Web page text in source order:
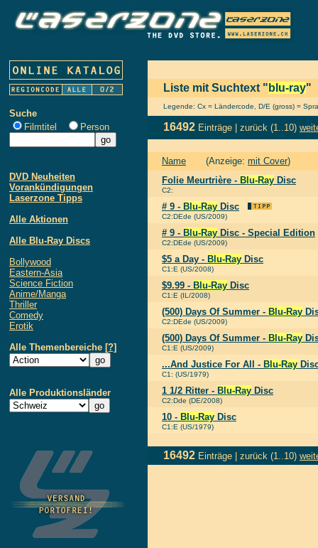
Suche
Filmtitel
Person
DVD Neuheiten
Vorankündigungen
Laserzone Tipps
Alle Aktionen
Alle Blu-Ray Discs
Bollywood
Eastern-Asia
Science Fiction
Anime/Manga
Thriller
Comedy
Erotik
Alle Themenbereiche [?]
Alle Produktionsländer
Liste mit Suchtext " blu-ray"
Legende: Cx = Ländercode, D/E (gross) =
16492 Einträge | zurück (1..10)
Name (Anzeige: mit Cover)
Folie Meurtrière - Blu-Ray Disc
C2:
# 9 - Blu-Ray Disc
C2:DEde (US/2009)
# 9 - Blu-Ray Disc - Special Edition
C2:DEde (US/2009)
$5 a Day - Blu-Ray Disc
C1:E (US/2008)
$9.99 - Blu-Ray Disc
C1:E (IL/2008)
(500) Days Of Summer - Blu-Ray
C2:DEde (US/2009)
(500) Days Of Summer - Blu-Ray
C1:E (US/2009)
...And Justice For All - Blu-Ray
C1: (US/1979)
1 1/2 Ritter - Blu-Ray Disc
C2:Dde (DE/2008)
10 - Blu-Ray Disc
C1:E (US/1979)
16492 Einträge | zurück (1..10)